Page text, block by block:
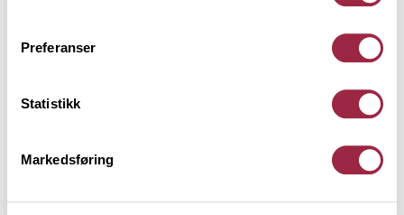
Preferanser
Statistikk
Markedsføring
Platting med pergola og
pergola, plantekasser og trapp som